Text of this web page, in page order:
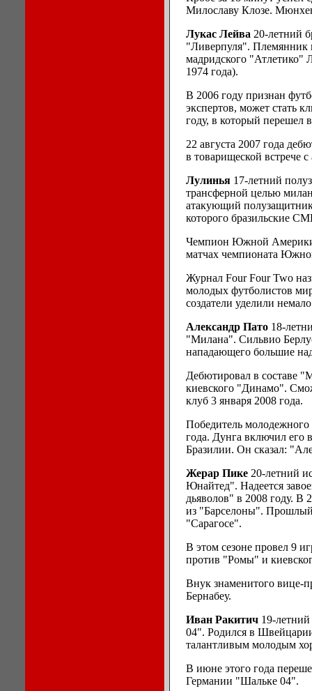
Милославу Клозе.
Лукас Лейва 20-летний
"Ливерпуля". Племянник
мадридского "Атлетико"
1974 года).
В 2006 году признан
экспертов, может стать
году, в который перешел
22 августа 2007 года
в товарищеской встрече
Лулинья 17-летний
трансферной целью
атакующий
которого бразильские
Чемпион Южной Америки
матчах чемпионата
Журнал Four Four Two
молодых футболистов
создатели уделили
Александр Пато 18-
"Милана". Сильвио
нападающего большие
Дебютировал в составе
киевского "Динамо".
клуб 3 января 2008 года.
Победитель
года. Дунга включил его
Бразилии. Он сказал:
Жерар Пике 20-летний
Юнайтед". Надеется
дьяволов" в 2008 году. В
из "Барселоны". Прошлый
"Сарагосе".
В этом сезоне провел 9
против "Ромы" и
Внук знаменитого вице-
Бернабеу.
Иван Ракитич 19-
04". Родился в
талантливым молодым
В июне этого года
Германии "Шальке 04".